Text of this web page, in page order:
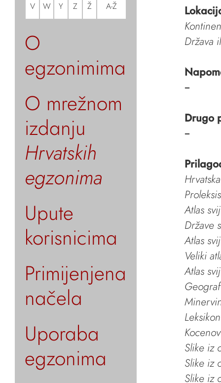
V W Y Z Ž A-Ž
O
egzonimima
O mrežnom
izdanju
Hrvatskih
egzonima
Upute
korisnicima
Primijenjena
načela
Uporaba
egzonima
Država
–
Drugo
–
Atlas
Države
Atlas
Veliki
Atlas
Slike iz
Slike iz
Slike iz